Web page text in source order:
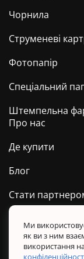
Чорнила
Струменеві
Фотопапір
Спеціальний
Штемпельна
Про нас
Де купити
Блог
Стати
Ми
як ви з ним
використання